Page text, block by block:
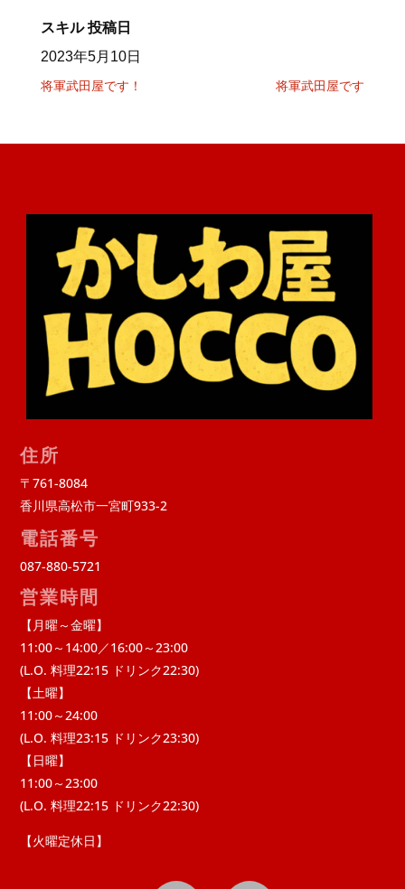
スキル 投稿日
2023年5月10日
将軍武田屋です！ 将軍武田屋です
住所
〒761-8084
香川県高松市一宮町933-2
電話番号
087-880-5721
営業時間
【月曜～金曜】
11:00～14:00／16:00～23:00
(L.O. 料理22:15 ドリンク22:30)
【土曜】
11:00～24:00
(L.O. 料理23:15 ドリンク23:30)
【日曜】
11:00～23:00
(L.O. 料理22:15 ドリンク22:30)
【火曜定休日】